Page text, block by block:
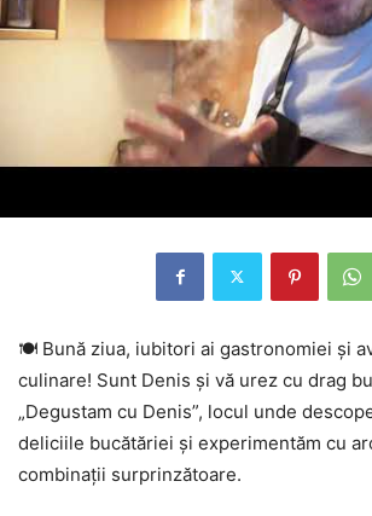
🍽 Bună ziua, iubitori ai gastronomiei și
culinare! Sunt Denis și vă urez cu drag
„Degustam cu Denis”, locul unde
deliciile bucătăriei și experimentăm cu
combinații surprinzătoare.